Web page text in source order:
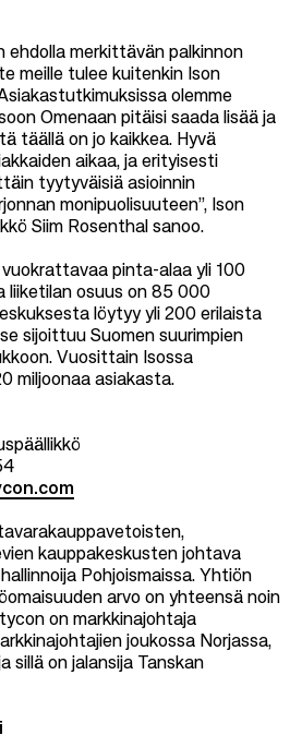
ehdolla merkittävän palkinnon
meille tulee kuitenkin Ison
olemme
Omenaan pitäisi saada lisää ja
täällä on jo kaikkea. Hyvä
aikaa, ja erityisesti
tyytyväisiä asioinnin
monipuolisuuteen”, Ison
Siim Rosenthal sanoo.
vuokrattavaa pinta-alaa yli 100
liiketilan osuus on 85 000
löytyy yli 200 erilaista
sijoittuu Suomen suurimpien
Vuosittain Isossa
miljoonaa asiakasta.
kauppakeskusten johtava
Pohjoismaissa. Yhtiön
arvo on yhteensä noin
on markkinajohtaja
joukossa Norjassa,
sillä on jalansija Tanskan